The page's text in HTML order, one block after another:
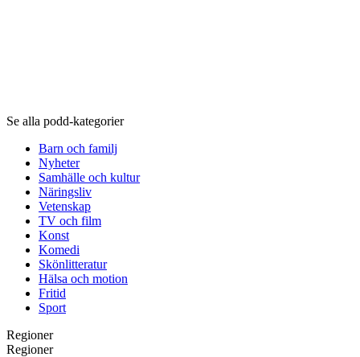
Se alla podd-kategorier
Barn och familj
Nyheter
Samhälle och kultur
Näringsliv
Vetenskap
TV och film
Konst
Komedi
Skönlitteratur
Hälsa och motion
Fritid
Sport
Regioner
Regioner